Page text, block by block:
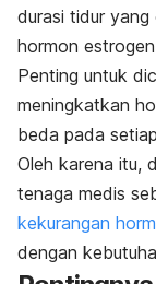
durasi tidur
hormon
Penting untuk
meningkatkan
beda pada
Oleh karena itu,
tenaga medis
kekurangan
dengan